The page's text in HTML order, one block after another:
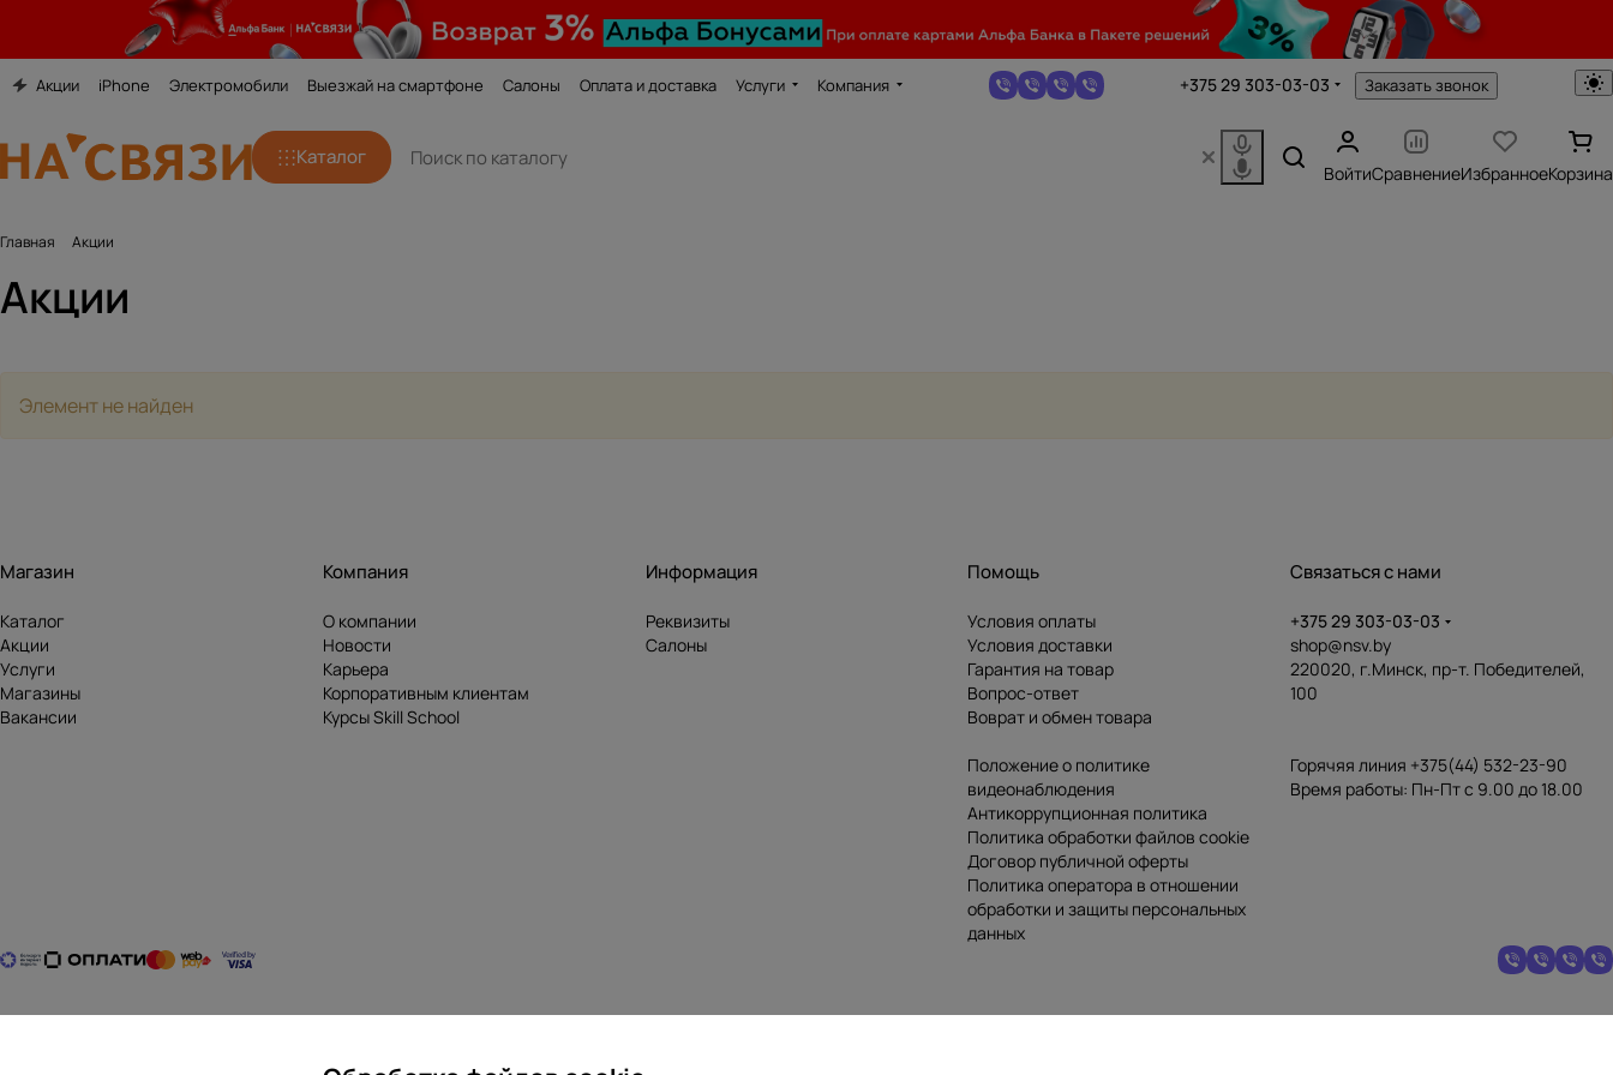
Акции iPhone Электромобили Выезжай на смартфоне Салоны Оплата и доставка Услуги Компания +375 29 303-03-03 Заказать звонок
Каталог
ВойтиСравнениеИзбранноеКорзина
Главная Акции
Акции
Элемент не найден
Магазин
Каталог
Акции
Услуги
Магазины
Вакансии
Компания
О компании
Новости
Карьера
Корпоративным клиентам
Курсы Skill School
Информация
Реквизиты
Салоны
Помощь
Условия оплаты
Условия доставки
Гарантия на товар
Вопрос-ответ
Воврат и обмен товара
Положение о политике
видеонаблюдения
Антикоррупционная политика
Политика обработки файлов cookie
Договор публичной оферты
Политика оператора в отношении
обработки и защиты персональных
данных
Связаться с нами
+375 29 303-03-03
shop@nsv.by
220020, г.Минск, пр-т. Победителей,
100
Горячяя линия +375(44) 532-23-90
Время работы: Пн-Пт с 9.00 до 18.00
220020, Республика Беларусь г. Минск, пр-т. Победителей, 100-2. Время работы интернет-магазина: Пн-Вс с 9.00 до 21.00.